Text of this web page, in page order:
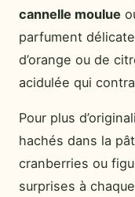
cannelle moulue
parfument
d’orange ou de
acidulée qui
Pour plus
hachés dans la
cranberries ou
surprises à